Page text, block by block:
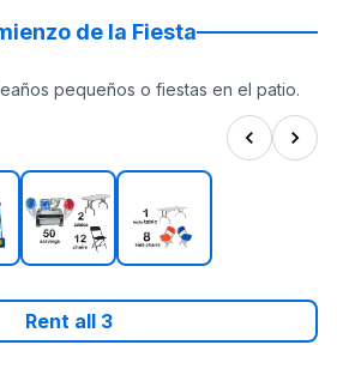
de la Fiesta
pequeños o fiestas en el patio.
Rent all 3